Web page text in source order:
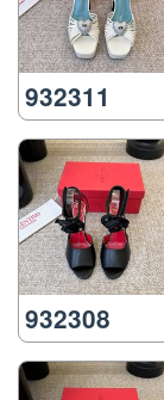
932311
932308